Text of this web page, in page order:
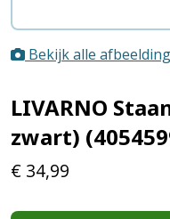
Bekijk alle
LIVARNO
zwart)
€ 34,99